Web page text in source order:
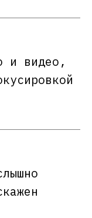
и видео,